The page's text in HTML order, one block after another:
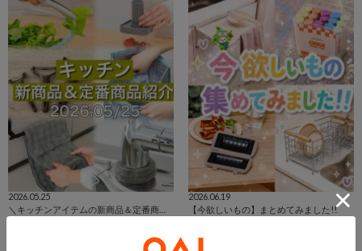
2026.05.25
2026.06.19
【今欲しいもの】まとめてみました!!